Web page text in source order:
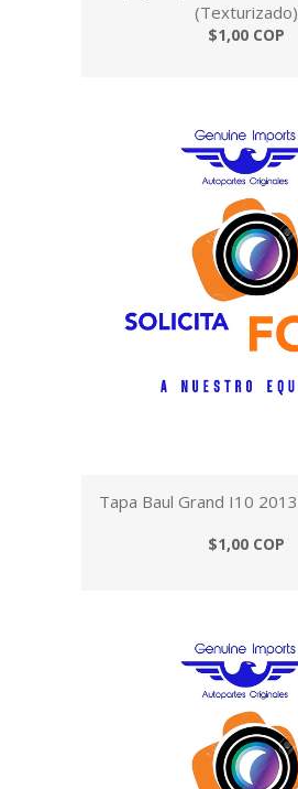
(Texturizado)
$1,00 COP
Tapa Baul Grand I10
$1,00 COP